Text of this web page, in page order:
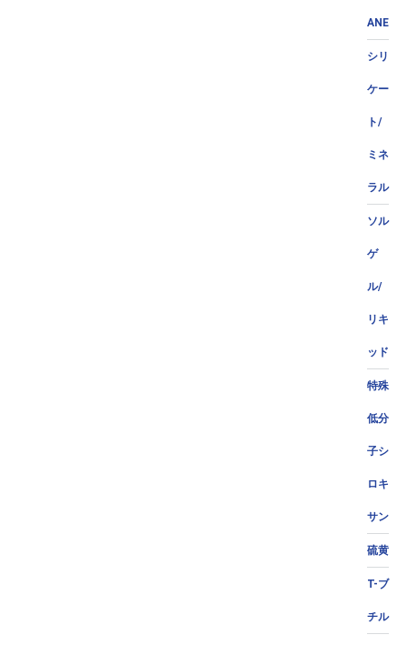
ANE
シリ
ケー
ト/
ミネ
ラル
ソル
ゲ
ル/
リキ
ッド
特殊
低分
子シ
ロキ
サン
硫黄
T-ブ
チル